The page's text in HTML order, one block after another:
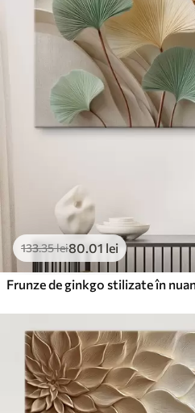
133.35lei80.01 lei